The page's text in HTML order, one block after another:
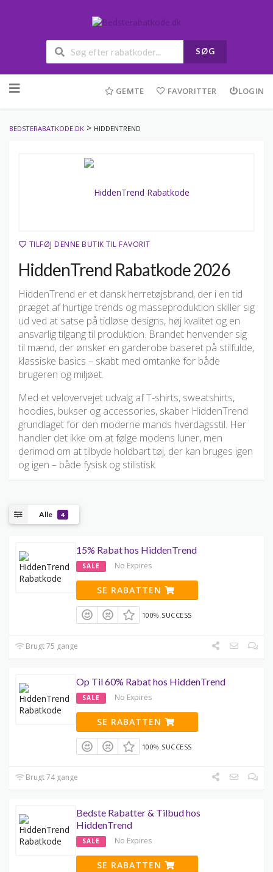
SØG
to
GEMTE FAVORITTER LOGIN
BEDSTERABATKODE.DK > HIDDENTREND
TILFØJ DENNE BUTIK TIL FAVORIT
HiddenTrend Rabatkode 2026
HiddenTrend er et dansk herretøjsbrand, der i en tid
præget af hurtige trends og masseproduktion skiller sig
ud ved at satse på tidløse designs, høj kvalitet og en
ansvarlig tilgang til produktion. Brandet henvender sig
til mænd, der ønsker en garderobe baseret på stilfulde,
klassiske basics – skabt med omtanke for både
brugeren og miljøet.
Med et velovervejet udvalg af T-shirts, sweatshirts,
hoodies, bukser og accessories, skaber HiddenTrend
grundlaget for den moderne mands hverdagsstil. Her
handler det ikke om at følge modens luner, men
derimod om at tilbyde holdbart tøj, der kan bruges igen
og igen – både fysisk og stilistisk.
Alle 4
15% Rabat hos HiddenTrend
SALE No Expires
SE RABATTEN
100% SUCCESS
Brugt 75 gange
Op Til 60% Rabat hos HiddenTrend
SALE No Expires
SE RABATTEN
100% SUCCESS
Brugt 74 gange
Bedste Rabatter & Tilbud hos
HiddenTrend
SALE No Expires
SE RABATTEN